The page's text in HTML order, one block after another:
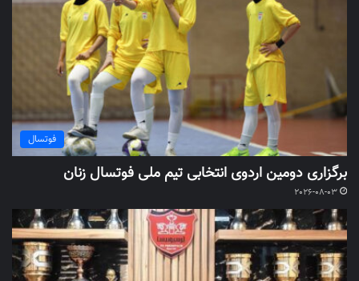
فوتسال
برگزاری دومین اردوی انتخابی تیم ملی فوتسال زنان
2026-08-03